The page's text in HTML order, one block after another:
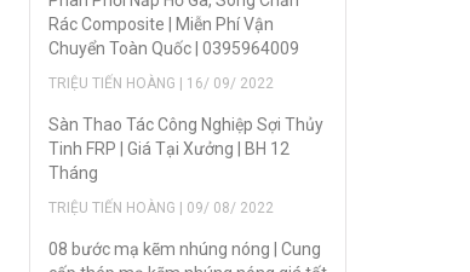
Rác Composite | Miễn Phí Vận
Chuyển Toàn Quốc | 0395964009
TRIỆU TIẾN HOÀNG | 16/ 09/ 2022
Sàn Thao Tác Công Nghiệp Sợi Thủy
Tinh FRP | Giá Tại Xưởng | BH 12
Tháng
TRIỆU TIẾN HOÀNG | 09/ 08/ 2022
08 bước mạ kẽm nhúng nóng | Cung